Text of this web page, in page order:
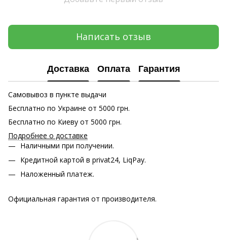
Написать отзыв
Доставка Оплата Гарантия
Самовывоз в пункте выдачи
Бесплатно по Украине от 5000 грн.
Бесплатно по Киеву от 5000 грн.
Подробнее о доставке
Наличными при получении.
Кредитной картой в privat24, LiqPay.
Наложенный платеж.
Официальная гарантия от производителя.